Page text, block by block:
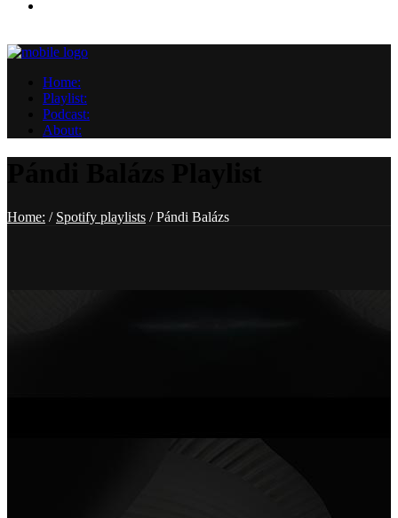
Home:
Playlist:
Podcast:
About:
Home: / Spotify playlists /Pándi Balázs